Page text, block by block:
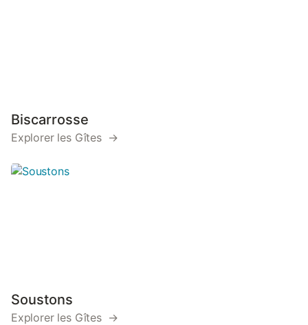
Biscarrosse
Explorer les Gîtes →
Soustons
Explorer les Gîtes →